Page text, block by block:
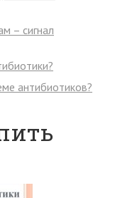
– сигнал
антибиотиков?